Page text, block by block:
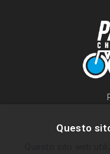
Questo